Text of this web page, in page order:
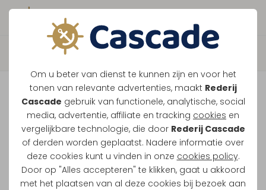
Om u beter van dienst te kunnen zijn en voor het
tonen van relevante advertenties, maakt Rederij
Cascade gebruik van functionele, analytische, social
media, advertentie, affiliate en tracking cookies en
vergelijkbare technologie, die door Rederij Cascade
of derden worden geplaatst. Nadere informatie over
deze cookies kunt u vinden in onze cookies policy.
Door op "Alles accepteren" te klikken, gaat u akkoord
met het plaatsen van al deze cookies bij bezoek aan
Boek direct je vaart
Terug
Maasparel Tocht
Vaar langs Maasbracht, Wessem en het witte
stadje Thorn. Dit klassieke rondje over de
Maasplassen vertrekt vanuit Maasbracht of
Thorn.